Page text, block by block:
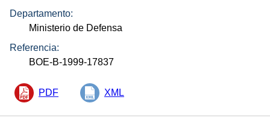
Departamento:
Ministerio de Defensa
Referencia:
BOE-B-1999-17837
PDF XML